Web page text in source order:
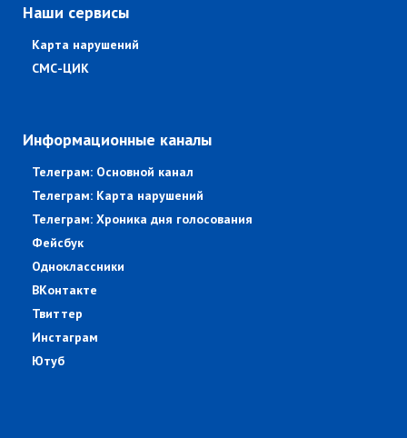
Наши сервисы
Карта нарушений
СМС-ЦИК
Информационные каналы
Телеграм: Основной канал
Телеграм: Карта нарушений
Телеграм: Хроника дня голосования
Фейсбук
Одноклассники
ВКонтакте
Твиттер
Инстаграм
Ютуб